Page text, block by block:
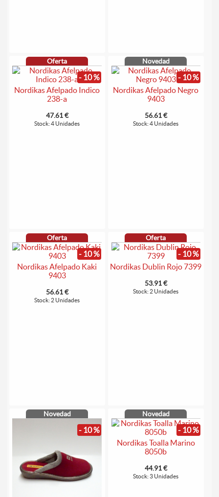
Oferta
- 10 %
Nordikas Afelpado Indico
238-a
47.61 €
Stock: 4 Unidades
Novedad
- 10 %
Nordikas Afelpado Negro
9403
56.61 €
Stock: 4 Unidades
Oferta
- 10 %
Nordikas Afelpado Kaki
9403
56.61 €
Stock: 2 Unidades
Oferta
- 10 %
Nordikas Dublin Rojo 7399
53.91 €
Stock: 2 Unidades
Novedad
- 10 %
Novedad
- 10 %
Nordikas Toalla Marino
8050b
44.91 €
Stock: 3 Unidades